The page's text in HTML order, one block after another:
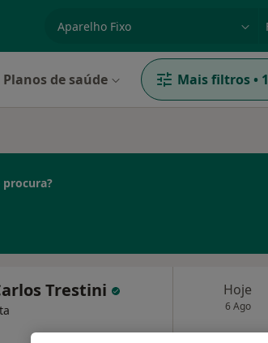
Planos de saúde Mais filtros • 1
procura?
Trestini Hoje
6 Ago